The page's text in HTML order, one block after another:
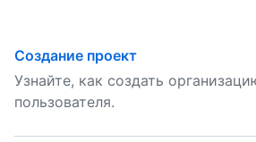
Создание проект
Узнайте, как создать
пользователя.